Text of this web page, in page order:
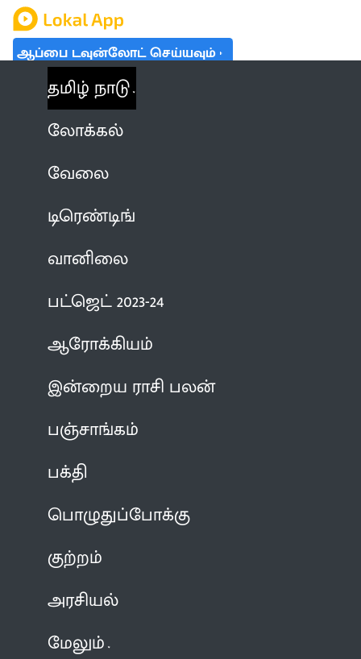
ஆப்பை டவுன்லோட் செய்யவும்
தமிழ் நாடு
லோக்கல்
வேலை
டிரெண்டிங்
வானிலை
பட்ஜெட் 2023-24
ஆரோக்கியம்
இன்றைய ராசி பலன்
பஞ்சாங்கம்
பக்தி
பொழுதுப்போக்கு
குற்றம்
அரசியல்
மேலும்